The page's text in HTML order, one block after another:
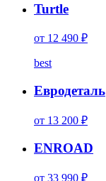
Turtle
от 12 490 ₽
best
Евродеталь
от 13 200 ₽
ENROAD
от 33 990 ₽